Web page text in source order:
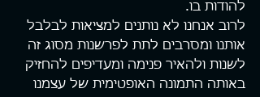
להודות בו.
לרוב אנחנו לא נותנים למציאות לבלבל
אותנו ומסרבים לתת לפרשנות מסוג זה
לשנות ולהאיר פנימה ומעדיפים להחזיק
באותה התמונה האופטימית של עצמנו